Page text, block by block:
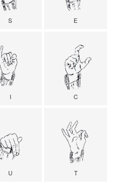
S E
I C
U T